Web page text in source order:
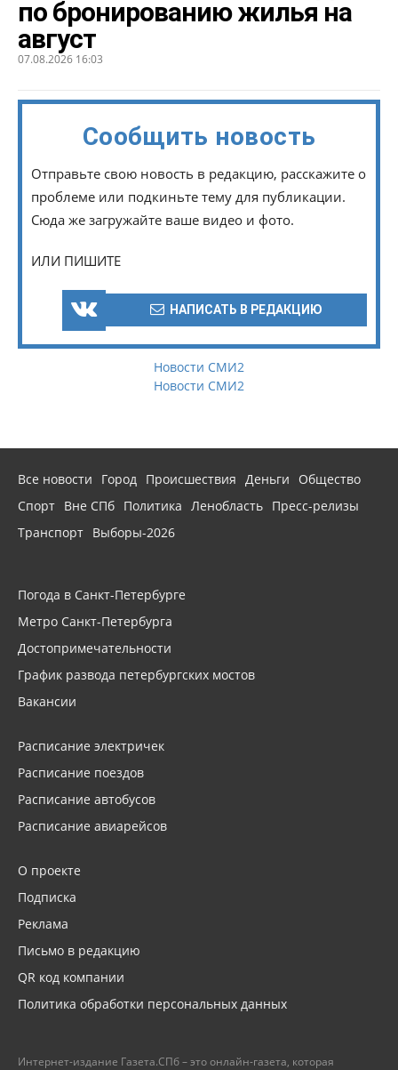
по бронированию жилья на
август
07.08.2026 16:03
Сообщить новость
Отправьте свою новость в редакцию, расскажите о
проблеме или подкиньте тему для публикации.
Сюда же загружайте ваше видео и фото.
ИЛИ ПИШИТЕ
НАПИСАТЬ В РЕДАКЦИЮ
Новости СМИ2
Новости СМИ2
Все новости Город Происшествия Деньги
Общество
Спорт Вне СПб Политика Ленобласть Пресс-релизы
Транспорт Выборы-2026
Погода в Санкт-Петербурге
Метро Санкт-Петербурга
Достопримечательности
График развода петербургских мостов
Вакансии
Расписание электричек
Расписание поездов
Расписание автобусов
Расписание авиарейсов
О проекте
Подписка
Реклама
Письмо в редакцию
QR код компании
Политика обработки персональных данных
Интернет-издание Газета.СПб – это онлайн-газета, которая